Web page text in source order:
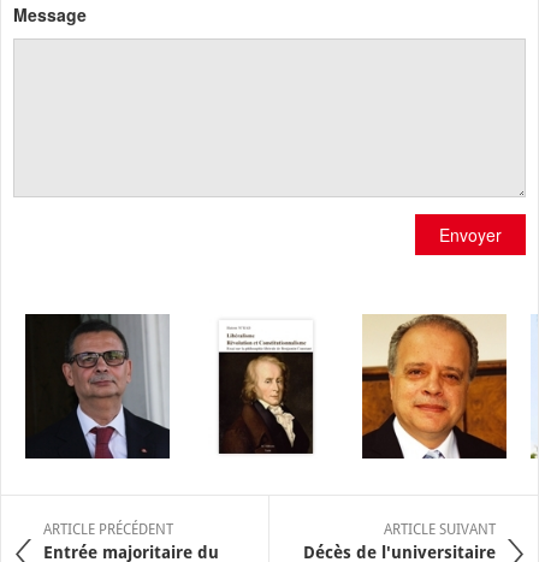
Message
Envoyer
ARTICLE PRÉCÉDENT
Entrée majoritaire du
ARTICLE SUIVANT
Décès de l'universitaire